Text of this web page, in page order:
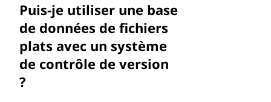
Puis-je utiliser une base
de données de fichiers
plats avec un système
de contrôle de version
?